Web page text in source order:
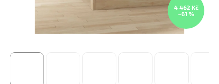
4 462 Kč
–61 %